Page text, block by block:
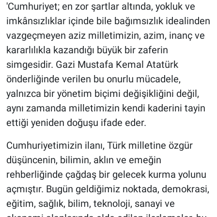
'Cumhuriyet; en zor şartlar altında, yokluk ve
imkânsızlıklar içinde bile bağımsızlık idealinden
vazgeçmeyen aziz milletimizin, azim, inanç ve
kararlılıkla kazandığı büyük bir zaferin
simgesidir. Gazi Mustafa Kemal Atatürk
önderliğinde verilen bu onurlu mücadele,
yalnızca bir yönetim biçimi değişikliğini değil,
aynı zamanda milletimizin kendi kaderini tayin
ettiği yeniden doğuşu ifade eder.
Cumhuriyetimizin ilanı, Türk milletine özgür
düşüncenin, bilimin, aklın ve emeğin
rehberliğinde çağdaş bir gelecek kurma yolunu
açmıştır. Bugün geldiğimiz noktada, demokrasi,
eğitim, sağlık, bilim, teknoloji, sanayi ve